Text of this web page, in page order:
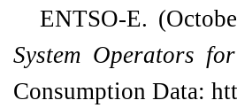
ENTSO-E.
System Operators
Consumption Data: